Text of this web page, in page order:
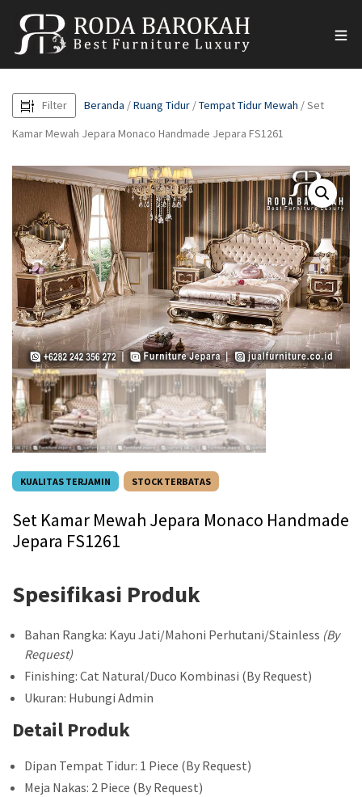
Filter Beranda /Ruang Tidur /Tempat Tidur Mewah / Set
Kamar Mewah Jepara Monaco Handmade Jepara FS1261
KUALITAS TERJAMIN STOCK TERBATAS
Set Kamar Mewah Jepara Monaco Handmade
Jepara FS1261
Spesifikasi Produk
Bahan Rangka: Kayu Jati/Mahoni Perhutani/Stainless (By
Request)
Finishing: Cat Natural/Duco Kombinasi (By Request)
Ukuran: Hubungi Admin
Detail Produk
Dipan Tempat Tidur: 1 Piece (By Request)
Meja Nakas: 2 Piece (By Request)